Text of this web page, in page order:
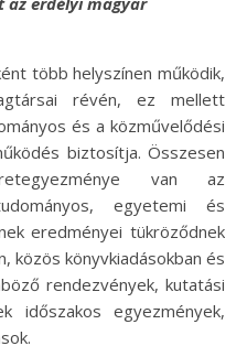
több helyszínen működik,
révén, ez mellett
és a közművelődési
biztosítja. Összesen
van az
egyetemi és
eredményei tükröződnek
közös könyvkiadásokban és
rendezvények, kutatási
időszakos egyezmények,